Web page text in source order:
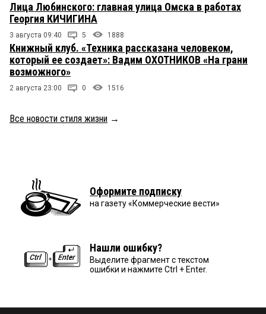
Лица Любинского: главная улица Омска в работах
Георгия КИЧИГИНА
3 августа 09:40 5 1888
Книжный клуб. «Техника рассказана человеком,
который ее создает»: Вадим ОХОТНИКОВ «На грани
возможного»
2 августа 23:00 0 1516
Все новости стиля жизни →
Оформите подписку
на газету «Коммерческие вести»
Нашли ошибку?
Выделите фрагмент с текстом
ошибки и нажмите Ctrl + Enter.